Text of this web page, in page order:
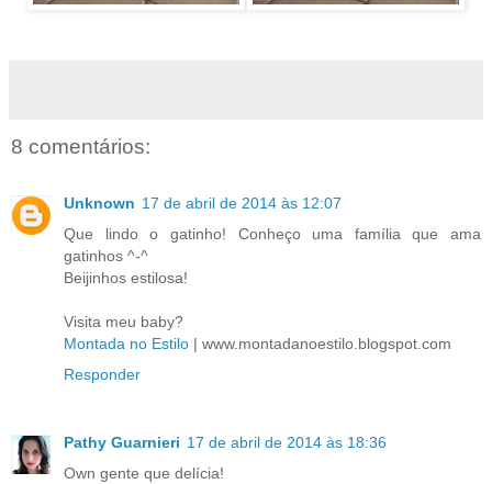
8 comentários:
Unknown 17 de abril de 2014 às 12:07
Que lindo o gatinho! Conheço uma família que ama
gatinhos ^-^
Beijinhos estilosa!
Visita meu baby?
Montada no Estilo | www.montadanoestilo.blogspot.com
Responder
Pathy Guarnieri 17 de abril de 2014 às 18:36
Own gente que delícia!